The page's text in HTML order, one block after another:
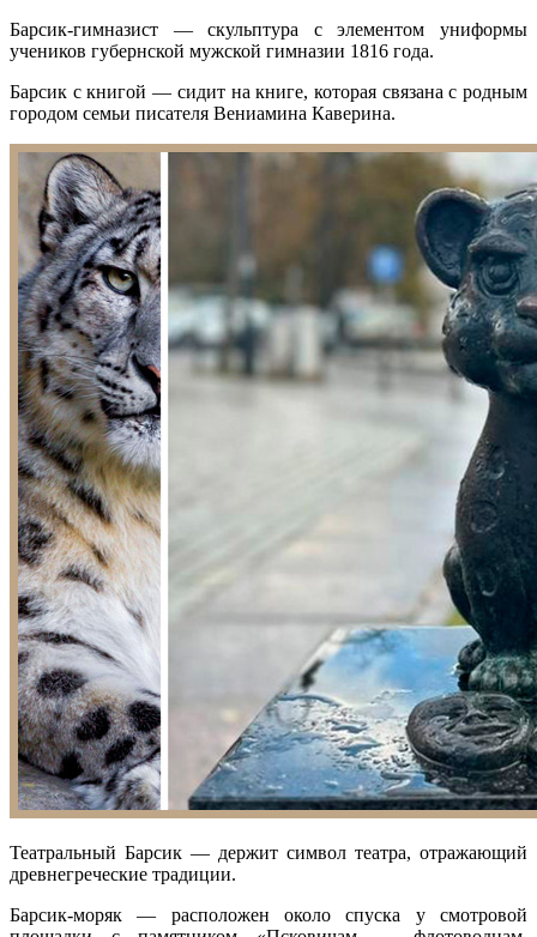
Барсик-гимназист — скульптура с элементом униформы
учеников губернской мужской гимназии 1816 года.
Барсик с книгой — сидит на книге, которая связана с родным
городом семьи писателя Вениамина Каверина.
Театральный Барсик — держит символ театра, отражающий
древнегреческие традиции.
Барсик-моряк — расположен около спуска у смотровой